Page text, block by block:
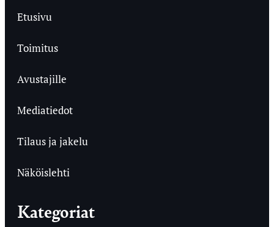
Etusivu
Toimitus
Avustajille
Mediatiedot
Tilaus ja jakelu
Näköislehti
Kategoriat